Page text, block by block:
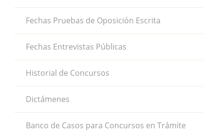
Fechas Pruebas de Oposición Escrita
Fechas Entrevistas Públicas
Historial de Concursos
Dictámenes
Banco de Casos para Concursos en Trámite